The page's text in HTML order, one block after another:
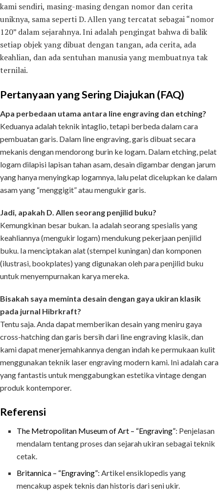
kami sendiri, masing-masing dengan nomor dan cerita
uniknya, sama seperti D. Allen yang tercatat sebagai “nomor
120” dalam sejarahnya. Ini adalah pengingat bahwa di balik
setiap objek yang dibuat dengan tangan, ada cerita, ada
keahlian, dan ada sentuhan manusia yang membuatnya tak
ternilai.
Pertanyaan yang Sering Diajukan (FAQ)
Apa perbedaan utama antara line engraving dan etching?
Keduanya adalah teknik intaglio, tetapi berbeda dalam cara
pembuatan garis. Dalam line engraving, garis dibuat secara
mekanis dengan mendorong burin ke logam. Dalam etching, pelat
logam dilapisi lapisan tahan asam, desain digambar dengan jarum
yang hanya menyingkap logamnya, lalu pelat dicelupkan ke dalam
asam yang “menggigit” atau mengukir garis.
Jadi, apakah D. Allen seorang penjilid buku?
Kemungkinan besar bukan. Ia adalah seorang spesialis yang
keahliannya (mengukir logam) mendukung pekerjaan penjilid
buku. Ia menciptakan alat (stempel kuningan) dan komponen
(ilustrasi, bookplates) yang digunakan oleh para penjilid buku
untuk menyempurnakan karya mereka.
Bisakah saya meminta desain dengan gaya ukiran klasik
pada jurnal Hibrkraft?
Tentu saja. Anda dapat memberikan desain yang meniru gaya
cross-hatching dan garis bersih dari line engraving klasik, dan
kami dapat menerjemahkannya dengan indah ke permukaan kulit
menggunakan teknik laser engraving modern kami. Ini adalah cara
yang fantastis untuk menggabungkan estetika vintage dengan
produk kontemporer.
Referensi
The Metropolitan Museum of Art – “Engraving”: Penjelasan
mendalam tentang proses dan sejarah ukiran sebagai teknik
cetak.
Britannica – “Engraving”: Artikel ensiklopedis yang
mencakup aspek teknis dan historis dari seni ukir.